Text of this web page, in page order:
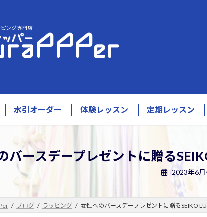
水引オーダー 体験レッスン 定期レッスン
バースデープレゼントに贈る
2023年6月
ブログ ラッピング 女性へのバースデープレゼントに贈るSEIKO